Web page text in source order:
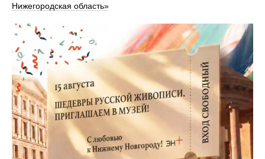
Нижегородская область»